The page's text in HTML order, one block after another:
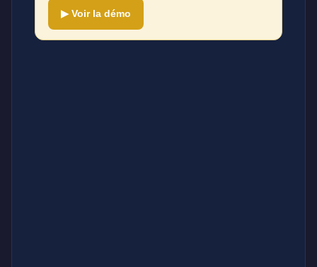
▶ Voir la démo